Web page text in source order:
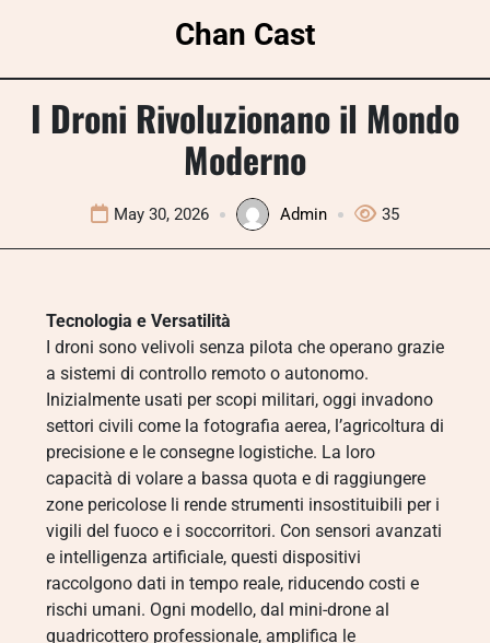
Chan Cast
I Droni Rivoluzionano il Mondo
Moderno
May 30, 2026 Admin 35
Tecnologia e Versatilità
I droni sono velivoli senza pilota che operano grazie
a sistemi di controllo remoto o autonomo.
Inizialmente usati per scopi militari, oggi invadono
settori civili come la fotografia aerea, l’agricoltura di
precisione e le consegne logistiche. La loro
capacità di volare a bassa quota e di raggiungere
zone pericolose li rende strumenti insostituibili per i
vigili del fuoco e i soccorritori. Con sensori avanzati
e intelligenza artificiale, questi dispositivi
raccolgono dati in tempo reale, riducendo costi e
rischi umani. Ogni modello, dal mini-drone al
quadricottero professionale, amplifica le